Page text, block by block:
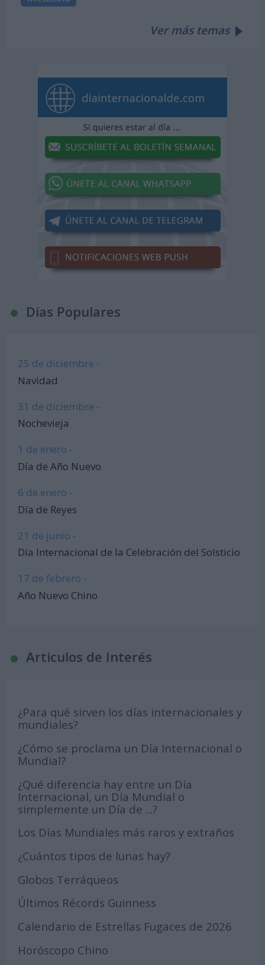
Ver más temas
Días Populares
25 de diciembre -
Navidad
31 de diciembre -
Nochevieja
1 de enero -
Día de Año Nuevo
6 de enero -
Día de Reyes
21 de junio -
Día Internacional de la Celebración del Solsticio
17 de febrero -
Año Nuevo Chino
Articulos de Interés
¿Para qué sirven los días internacionales y
mundiales?
¿Cómo se proclama un Día Internacional o
Mundial?
¿Qué diferencia hay entre un Día
Internacional, un Día Mundial o
simplemente un Día de ...?
Los Días Mundiales más raros y extraños
¿Cuántos tipos de lunas hay?
Globos Terráqueos
Últimos Récords Guinness
Calendario de Estrellas Fugaces de 2026
Horóscopo Chino